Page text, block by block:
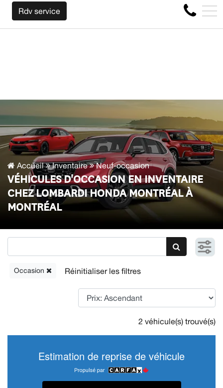
VOTRE AUTO PEU IMPORTE LA MARQUE
4356 Boul Métropolitain E, Montréal, QC, CA H1S 1A2
EN
Rdv service
Accueil Inventaire Neuf-occasion
VÉHICULES D'OCCASION EN INVENTAIRE
CHEZ LOMBARDI HONDA MONTRÉAL À
MONTRÉAL
Occasion
2 véhicule(s) trouvé(s)
Estimation de reprise de véhicule